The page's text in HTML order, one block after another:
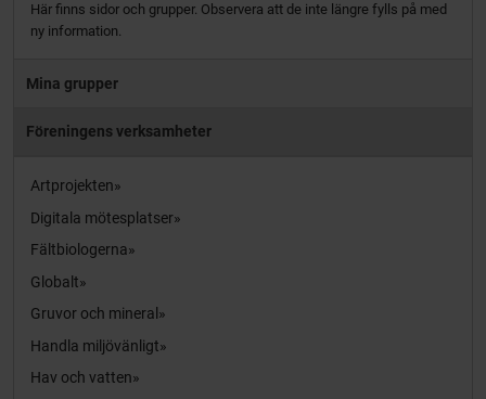
Här finns sidor och grupper. Observera att de inte längre fylls på med
ny information.
Mina grupper
Föreningens verksamheter
Artprojekten
Digitala mötesplatser
Fältbiologerna
Globalt
Gruvor och mineral
Handla miljövänligt
Hav och vatten